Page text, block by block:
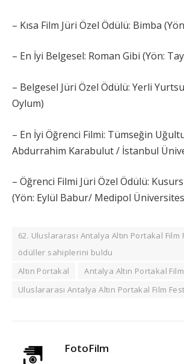
– Kısa Film Jüri Özel Ödülü: Bimba
– En İyi Belgesel: Roman Gibi (Yön:
– Belgesel Jüri Özel Ödülü: Yerli
Oylum)
– En İyi Öğrenci Filmi: Tümseğin
Abdurrahim Karabulut / İstanbul
– Öğrenci Filmi Jüri Özel Ödülü:
(Yön: Eylül Babur/ Medipol
62. Uluslararası Antalya Altın Portakal
ödüller sahiplerini buldu
Altın Portakal
Antalya Altın Portakal
Uluslararası Antalya Altın Portakal Film
FotoFilm